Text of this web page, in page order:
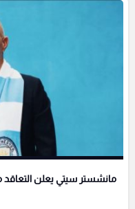
مانشستر سيتي يعلن التعاقد